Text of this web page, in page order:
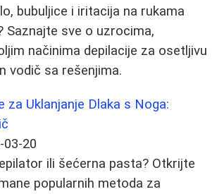
bubuljice i iritacija na rukama
Saznajte sve o uzrocima,
načinima depilacije za osetljivu
vodič sa rešenjima.
za Uklanjanje Dlaka s Noga:
03-20
ili šećerna pasta? Otkrijte
popularnih metoda za